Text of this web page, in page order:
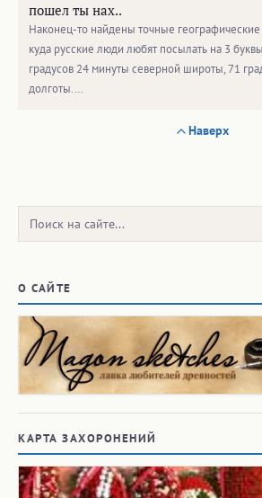
пошел ты нах..
Наконец-то найдены точные
куда русские люди любят посылать на 3
градусов 24 минуты северной широты, 71
долготы.…
Наверх
Поиск:
О САЙТЕ
КАРТА ЗАХОРОНЕНИЙ